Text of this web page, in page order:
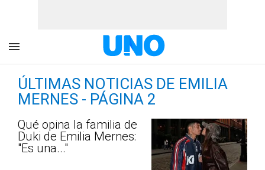
ÚLTIMAS NOTICIAS DE EMILIA
MERNES - PÁGINA 2
Qué opina la familia de
Duki de Emilia Mernes:
"Es una..."